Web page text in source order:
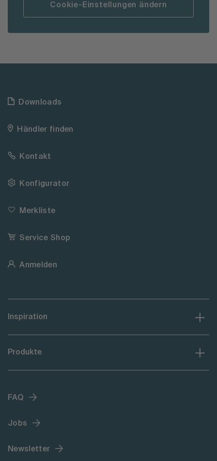
Cookie-Einstellungen ändern
Downloads
Händler finden
Kontakt
Konfigurator
Merkliste
Service Shop
Anmelden
Inspiration
Produkte
FAQ
Jobs
Newsletter